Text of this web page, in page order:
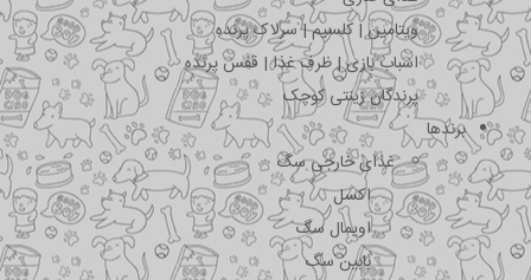
ویتامین | کلسیم | سرلاک پرنده
اسباب بازی | ظرف غذا | قفس پرنده
پرندگان زینتی کوچک
برندها
غذای خارجی سگ
اکسل
اویمال سگ
بابین سگ